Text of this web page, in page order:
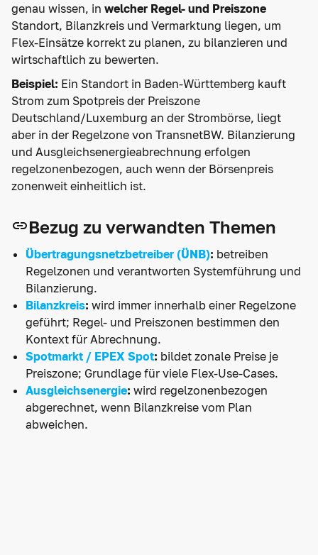
genau wissen, in welcher Regel- und Preiszone
Standort, Bilanzkreis und Vermarktung liegen, um
Flex-Einsätze korrekt zu planen, zu bilanzieren und
wirtschaftlich zu bewerten.
Beispiel: Ein Standort in Baden-Württemberg kauft
Strom zum Spotpreis der Preiszone
Deutschland/Luxemburg an der Strombörse, liegt
aber in der Regelzone von TransnetBW. Bilanzierung
und Ausgleichsenergieabrechnung erfolgen
regelzonenbezogen, auch wenn der Börsenpreis
zonenweit einheitlich ist.
Bezug zu verwandten Themen
Übertragungsnetzbetreiber (ÜNB): betreiben
Regelzonen und verantworten Systemführung und
Bilanzierung.
Bilanzkreis: wird immer innerhalb einer Regelzone
geführt; Regel- und Preiszonen bestimmen den
Kontext für Abrechnung.
Spotmarkt / EPEX Spot: bildet zonale Preise je
Preiszone; Grundlage für viele Flex-Use-Cases.
Ausgleichsenergie: wird regelzonenbezogen
abgerechnet, wenn Bilanzkreise vom Plan
abweichen.